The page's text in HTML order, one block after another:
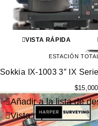
VISTA RÁPIDA
ESTACIÓN
Sokkia IX-1003 3″ IX
$
Añadir a la lista de
Vista rápida